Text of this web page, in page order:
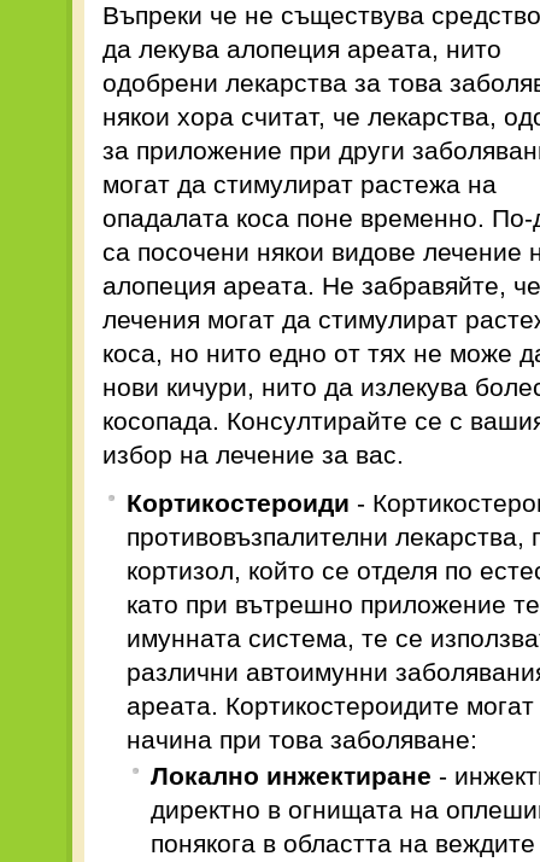
Въпреки че не съществува
да лекува алопеция ареата, нито
одобрени лекарства за това
някои хора считат, че лекарства,
за приложение при други
могат да стимулират растежа на
опадалата коса поне временно. По-
са посочени някои видове лечение
алопеция ареата. Не забравяйте,
лечения могат да стимулират
коса, но нито едно от тях не може
нови кичури, нито да излекува
косопада. Консултирайте се с
избор на лечение за вас.
Кортикостероиди -
противовъзпалителни
кортизол, който се отделя по
като при вътрешно приложение
имунната система, те се
различни автоимунни
ареата. Кортикостероидите
начина при това заболяване:
Локално инжектиране -
директно в огнищата на
понякога в областта на